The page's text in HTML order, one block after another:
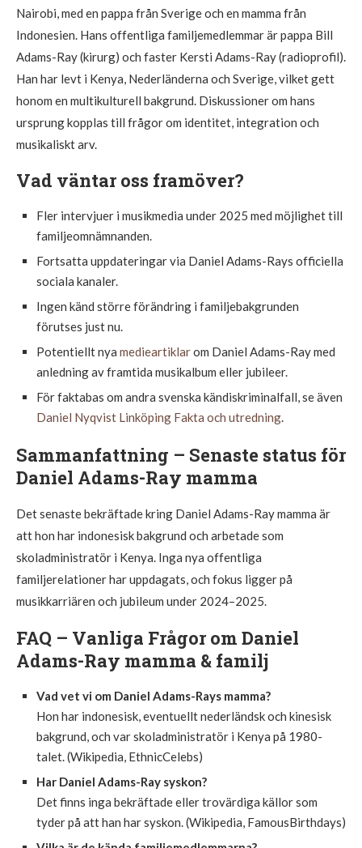
Nairobi, med en pappa från Sverige och en mamma från
Indonesien. Hans offentliga familjemedlemmar är pappa Bill
Adams-Ray (kirurg) och faster Kersti Adams-Ray (radioprofil).
Han har levt i Kenya, Nederländerna och Sverige, vilket gett
honom en multikulturell bakgrund. Diskussioner om hans
ursprung kopplas till frågor om identitet, integration och
musikaliskt arv.
Vad väntar oss framöver?
Fler intervjuer i musikmedia under 2025 med möjlighet till
familjeomnämnanden.
Fortsatta uppdateringar via Daniel Adams-Rays officiella
sociala kanaler.
Ingen känd större förändring i familjebakgrunden
förutses just nu.
Potentiellt nya medieartiklarom Daniel Adams-Ray med
anledning av framtida musikalbum eller jubileer.
För faktabas om andra svenska kändiskriminalfall, se även
Daniel Nyqvist Linköping Fakta och utredning.
Sammanfattning – Senaste status för
Daniel Adams-Ray mamma
Det senaste bekräftade kring Daniel Adams-Ray mamma är
att hon har indonesisk bakgrund och arbetade som
skoladministratör i Kenya. Inga nya offentliga
familjerelationer har uppdagats, och fokus ligger på
musikkarriären och jubileum under 2024–2025.
FAQ – Vanliga Frågor om Daniel
Adams-Ray mamma & familj
Vad vet vi om Daniel Adams-Rays mamma?
Hon har indonesisk, eventuellt nederländsk och kinesisk
bakgrund, och var skoladministratör i Kenya på 1980-
talet. (Wikipedia, EthnicCelebs)
Har Daniel Adams-Ray syskon?
Det finns inga bekräftade eller trovärdiga källor som
tyder på att han har syskon. (Wikipedia, FamousBirthdays)